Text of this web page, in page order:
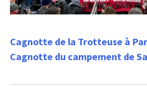
Cagnotte de la Trotteuse à
Cagnotte du campement de